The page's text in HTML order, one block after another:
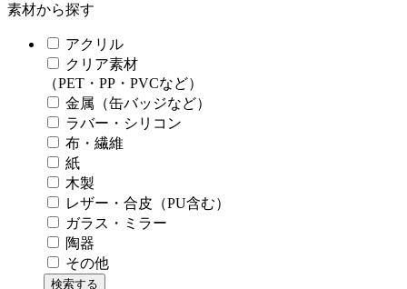
素材から探す
アクリル
クリア素材
（PET・PP・PVCなど）
金属（缶バッジなど）
ラバー・シリコン
布・繊維
紙
木製
レザー・合皮（PU含む）
ガラス・ミラー
陶器
その他